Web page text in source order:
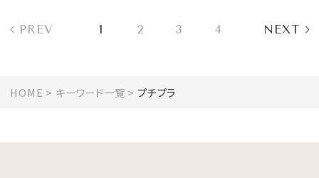
PREV 1 2 3 4 NEXT
HOME キーワード一覧 プチプラ